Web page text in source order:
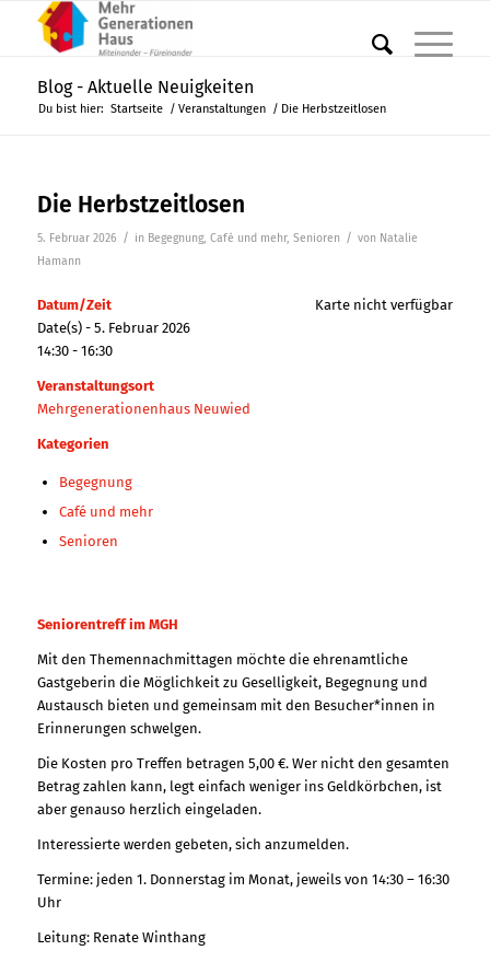
Blog - Aktuelle Neuigkeiten
Du bist hier: Startseite / Veranstaltungen / Die Herbstzeitlosen
Die Herbstzeitlosen
5. Februar 2026 / in Begegnung, Café und mehr, Senioren / von Natalie
Hamann
Karte nicht verfügbar
Datum/Zeit
Date(s) - 5. Februar 2026
14:30 - 16:30
Veranstaltungsort
Mehrgenerationenhaus Neuwied
Kategorien
Begegnung
Café und mehr
Senioren
Seniorentreff im MGH
Mit den Themennachmittagen möchte die ehrenamtliche
Gastgeberin die Möglichkeit zu Geselligkeit, Begegnung und
Austausch bieten und gemeinsam mit den Besucher*innen in
Erinnerungen schwelgen.
Die Kosten pro Treffen betragen 5,00 €. Wer nicht den gesamten
Betrag zahlen kann, legt einfach weniger ins Geldkörbchen, ist
aber genauso herzlich eingeladen.
Interessierte werden gebeten, sich anzumelden.
Termine: jeden 1. Donnerstag im Monat, jeweils von 14:30 – 16:30
Uhr
Leitung: Renate Winthang